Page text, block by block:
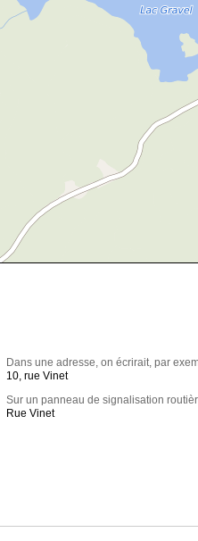
Dans une adresse, on écrirait, par
10, rue Vinet
Sur un panneau de signalisation
Rue Vinet